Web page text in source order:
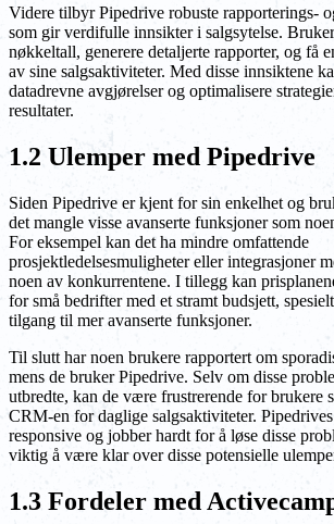
Videre tilbyr Pipedrive robuste rapporterings-
som gir verdifulle innsikter i salgsytelse.
nøkkeltall, generere detaljerte rapporter, og få
av sine salgsaktiviteter. Med disse innsiktene
datadrevne avgjørelser og optimalisere
resultater.
1.2 Ulemper med Pipedrive
Siden Pipedrive er kjent for sin enkelhet og
det mangle visse avanserte funksjoner som
For eksempel kan det ha mindre omfattende
prosjektledelsesmuligheter eller integrasjoner
noen av konkurrentene. I tillegg kan
for små bedrifter med et stramt budsjett,
tilgang til mer avanserte funksjoner.
Til slutt har noen brukere rapportert om
mens de bruker Pipedrive. Selv om disse
utbredte, kan de være frustrerende for brukere
CRM-en for daglige salgsaktiviteter.
responsive og jobber hardt for å løse disse
viktig å være klar over disse potensielle
1.3 Fordeler med